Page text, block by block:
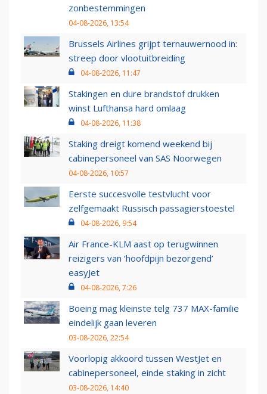
zonbestemmingen
04-08-2026, 13:54
Brussels Airlines grijpt ternauwernood in:
streep door vlootuitbreiding
04-08-2026, 11:47
Stakingen en dure brandstof drukken
winst Lufthansa hard omlaag
04-08-2026, 11:38
Staking dreigt komend weekend bij
cabinepersoneel van SAS Noorwegen
04-08-2026, 10:57
Eerste succesvolle testvlucht voor
zelfgemaakt Russisch passagierstoestel
04-08-2026, 9:54
Air France-KLM aast op terugwinnen
reizigers van ‘hoofdpijn bezorgend’
easyJet
04-08-2026, 7:26
Boeing mag kleinste telg 737 MAX-familie
eindelijk gaan leveren
03-08-2026, 22:54
Voorlopig akkoord tussen WestJet en
cabinepersoneel, einde staking in zicht
03-08-2026, 14:40